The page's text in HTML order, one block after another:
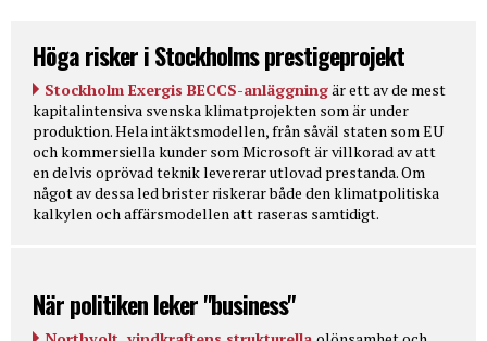
Höga risker i Stockholms prestigeprojekt
Stockholm Exergis BECCS-anläggningär ett av de mest
kapitalintensiva svenska klimatprojekten som är under
produktion. Hela intäktsmodellen, från såväl staten som EU
och kommersiella kunder som Microsoft är villkorad av att
en delvis oprövad teknik levererar utlovad prestanda. Om
något av dessa led brister riskerar både den klimatpolitiska
kalkylen och affärsmodellen att raseras samtidigt.
När politiken leker "business"